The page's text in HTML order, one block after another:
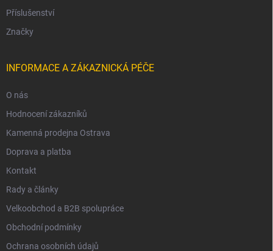
Příslušenství
Značky
INFORMACE A ZÁKAZNICKÁ PÉČE
O nás
Hodnocení zákazníků
Kamenná prodejna Ostrava
Doprava a platba
Kontakt
Rady a články
Velkoobchod a B2B spolupráce
Obchodní podmínky
Ochrana osobních údajů